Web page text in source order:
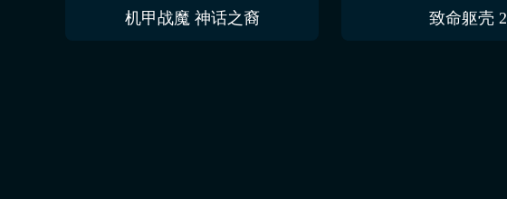
机甲战魔 神话之裔 致命躯壳 2